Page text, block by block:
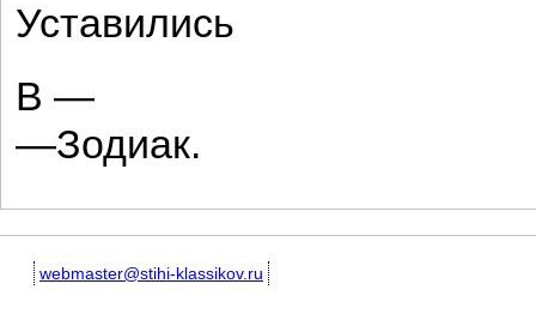
Уставились
В —
—Зодиак.
webmaster@stihi-klassikov.ru